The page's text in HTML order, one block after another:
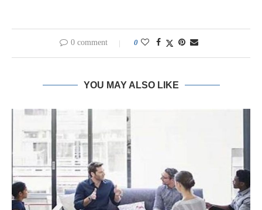
0 comment 0
YOU MAY ALSO LIKE